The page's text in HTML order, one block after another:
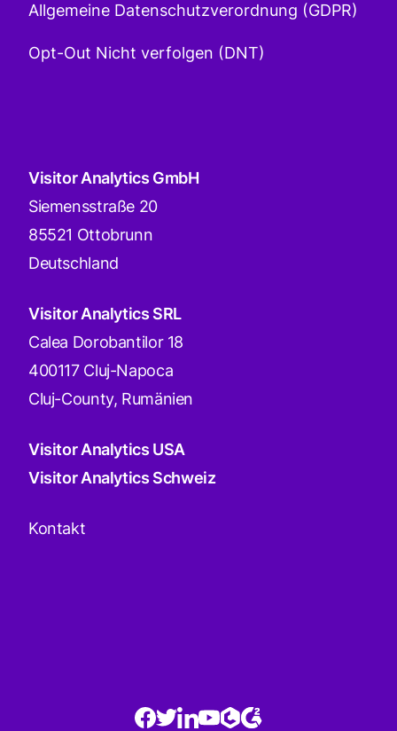
Allgemeine Datenschutzverordnung (GDPR)
Opt-Out Nicht verfolgen (DNT)
Visitor Analytics GmbH
Siemensstraße 20
85521 Ottobrunn
Deutschland
Visitor Analytics SRL
Calea Dorobantilor 18
400117 Cluj-Napoca
Cluj-County, Rumänien
Visitor Analytics USA
Visitor Analytics Schweiz
Kontakt